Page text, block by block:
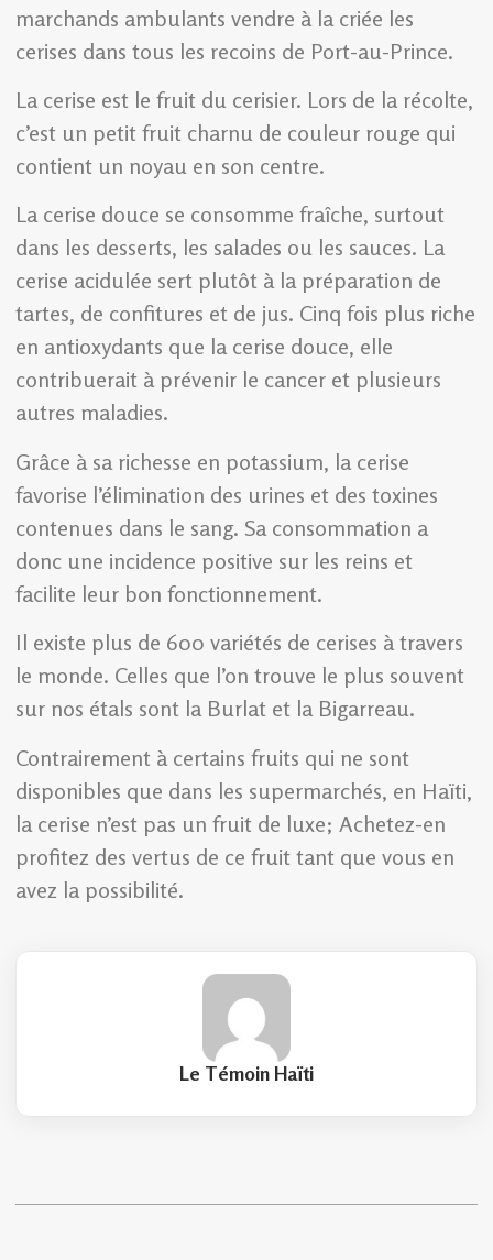
marchands ambulants vendre à la criée les
cerises dans tous les recoins de Port-au-Prince.
La cerise est le fruit du cerisier. Lors de la récolte,
c’est un petit fruit charnu de couleur rouge qui
contient un noyau en son centre.
La cerise douce se consomme fraîche, surtout
dans les desserts, les salades ou les sauces. La
cerise acidulée sert plutôt à la préparation de
tartes, de confitures et de jus. Cinq fois plus riche
en antioxydants que la cerise douce, elle
contribuerait à prévenir le cancer et plusieurs
autres maladies.
Grâce à sa richesse en potassium, la cerise
favorise l’élimination des urines et des toxines
contenues dans le sang. Sa consommation a
donc une incidence positive sur les reins et
facilite leur bon fonctionnement.
Il existe plus de 600 variétés de cerises à travers
le monde. Celles que l’on trouve le plus souvent
sur nos étals sont la Burlat et la Bigarreau.
Contrairement à certains fruits qui ne sont
disponibles que dans les supermarchés, en Haïti,
la cerise n’est pas un fruit de luxe; Achetez-en
profitez des vertus de ce fruit tant que vous en
avez la possibilité.
Le Témoin Haïti